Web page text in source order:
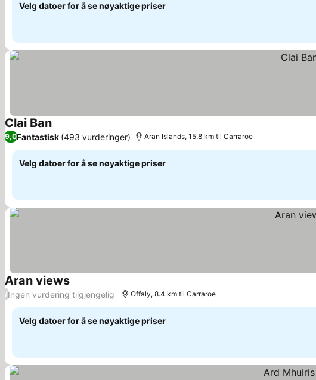
Velg datoer for å se nøyaktige priser
Clai BanSe priser
9,0Fantastisk (493 vurderinger) Aran Islands, 15.8 km til Carraroe
Velg datoer for å se nøyaktige priser
Aran viewsSe priser
/Ingen vurdering tilgjengelig Offaly, 8.4 km til Carraroe
Velg datoer for å se nøyaktige priser